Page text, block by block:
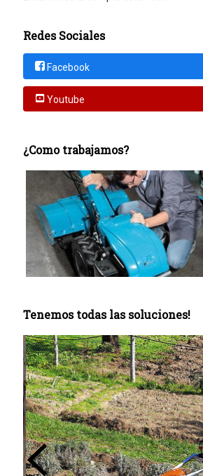
Redes Sociales
Facebook
Youtube
¿Como trabajamos?
Tenemos todas las soluciones!